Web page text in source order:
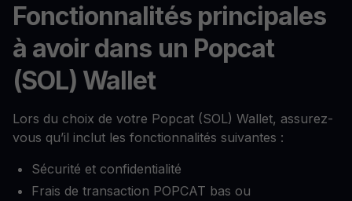
Fonctionnalités principales
à avoir dans un Popcat
(SOL) Wallet
Lors du choix de votre Popcat (SOL) Wallet, assurez-
vous qu’il inclut les fonctionnalités suivantes :
Sécurité et confidentialité
Frais de transaction POPCAT bas ou